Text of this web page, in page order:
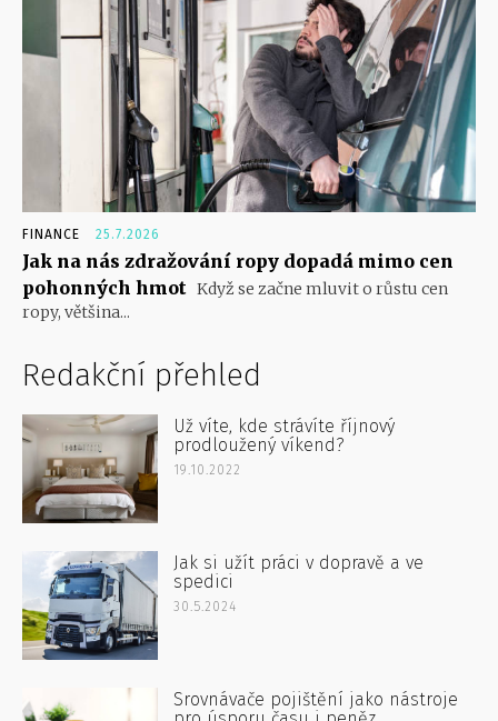
FINANCE 25.7.2026
Jak na nás zdražování ropy dopadá mimo cen
pohonných hmot Když se začne mluvit o růstu cen
ropy, většina...
Redakční přehled
Už víte, kde strávíte říjnový
prodloužený víkend?
19.10.2022
Jak si užít práci v dopravě a ve
spedici
30.5.2024
Srovnávače pojištění jako nástroje